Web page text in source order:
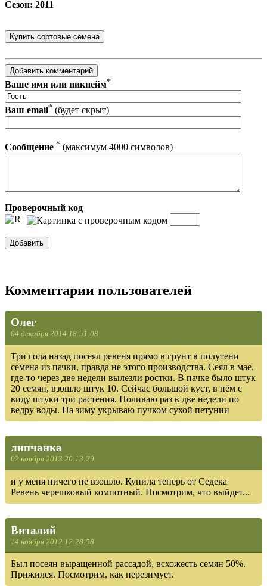
Сезон: 2011
Ваше имя или никнейм*
Ваш email* (будет скрыт)
Сообщение * (максимум 4000 символов)
Проверочный код
Комментарии пользователей
Олег
04 декабря 2014 18:51:08
Три года назад посеял ревеня прямо в грунт в полутени
семена из пачки, правда не этого производства. Сеял в мае,
где-то через две недели вылезли ростки. В пачке было штук
20 семян, взошло штук 10. Сейчас большой куст, в нём с
виду штуки три растения. Поливаю раз в две недели по
ведру воды. На зиму укрываю пучком сухой петунии
липчанка
02 ноября 2013 20:13:29
и у меня ничего не взошло. Купила теперь от Седека
Ревень черешковый компотный. Посмотрим, что выйдет...
Виталий
14 ноября 2012 12:28:58
Был посеян выращенной рассадой, всхожесть семян 50%.
Прижился. Посмотрим, как перезимует.